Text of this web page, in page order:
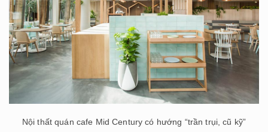
Nội thất quán cafe Mid Century có hướng “trần trụi, cũ kỹ”